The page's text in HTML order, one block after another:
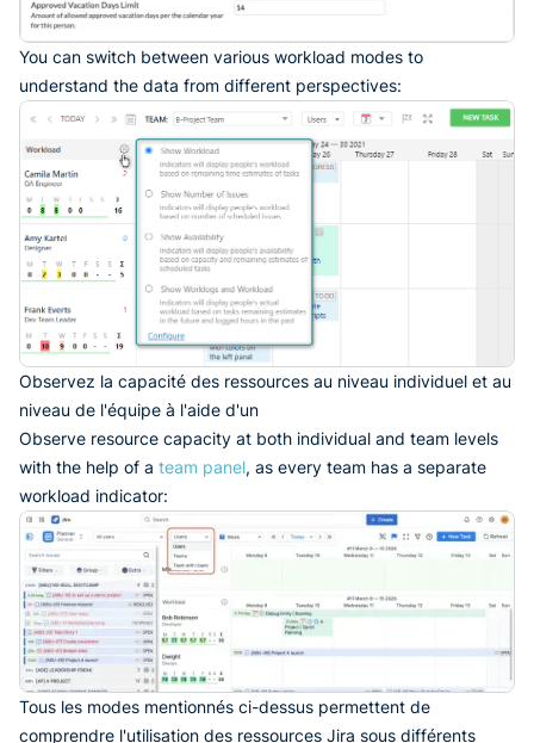
You can switch between various workload modes to
understand the data from different perspectives:
Observez la capacité des ressources au niveau individuel et au
niveau de l'équipe à l'aide d'un
Observe resource capacity at both individual and team levels
with the help of a team panel, as every team has a separate
workload indicator:
Tous les modes mentionnés ci-dessus permettent de
comprendre l'utilisation des ressources Jira sous différents